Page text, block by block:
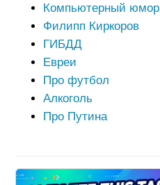
Компьютерный юмор
Филипп Киркоров
ГИБДД
Евреи
Про футбол
Алкоголь
Про Путина